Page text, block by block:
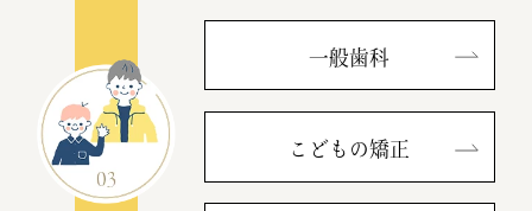
また、休診期間中は診療を行っておりませ
んので、あらかじめご了承ください。
8月15日（金）より通常通り診療いたしま
す。
一般歯科
こどもの矯正